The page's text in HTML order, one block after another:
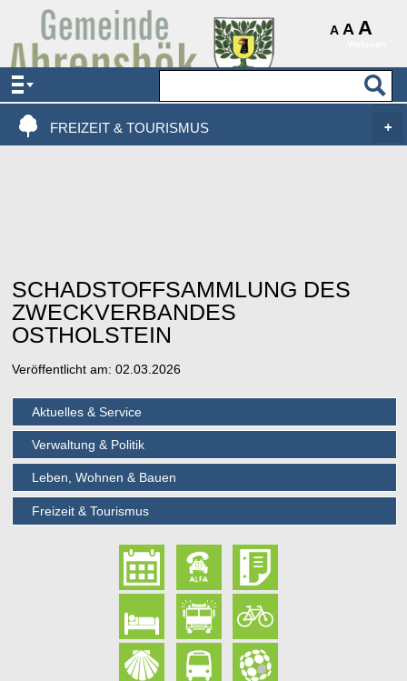
A A A
AKTUELLES & SERVICE
VERWALTUNG & POLITIK
FREIZEIT & TOURISMUS
SCHADSTOFFSAMMLUNG DES
ZWECKVERBANDES
OSTHOLSTEIN
Veröffentlicht am: 02.03.2026
Aktuelles & Service
Verwaltung & Politik
Leben, Wohnen & Bauen
Freizeit & Tourismus